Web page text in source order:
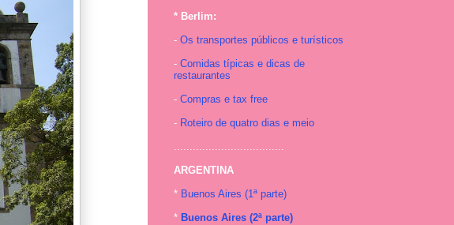
* Berlim:
- Os transportes públicos e turísticos
- Comidas típicas e dicas de
restaurantes
- Compras e tax free
- Roteiro de quatro dias e meio
...................................
ARGENTINA
* Buenos Aires (1ª parte)
* Buenos Aires (2ª parte)